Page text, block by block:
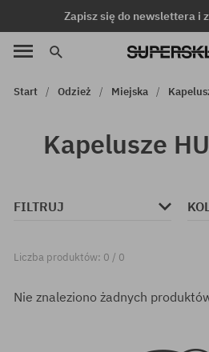
Zapisz się do newslettera i
Start Odzież Miejska
Kapelusze
FILTRUJ
Liczba produktów: 0 / 0
Nie znaleziono żadnych